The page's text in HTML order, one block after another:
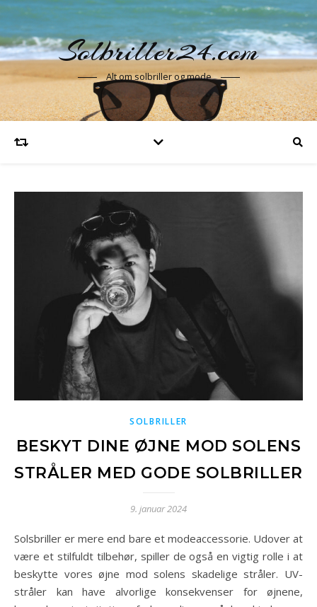
Solbriller24.com
Alt om solbriller og mode
SOLBRILLER
BESKYT DINE ØJNE MOD SOLENS
STRÅLER MED GODE SOLBRILLER
9. januar 2024
Solsbriller er mere end bare et modeaccessorie. Udover at
være et stilfuldt tilbehør, spiller de også en vigtig rolle i at
beskytte vores øjne mod solens skadelige stråler. UV-
stråler kan have alvorlige konsekvenser for øjnene,